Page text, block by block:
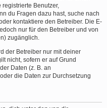
Benutzer,
du Fragen dazu hast, suche nach
kontaktiere den Betreiber. Die E-
nur für den Betreiber und von
zugänglich.
der Betreiber nur mit deiner
nicht, sofern er auf Grund
Daten (z. B. an
die Daten zur Durchsetzung